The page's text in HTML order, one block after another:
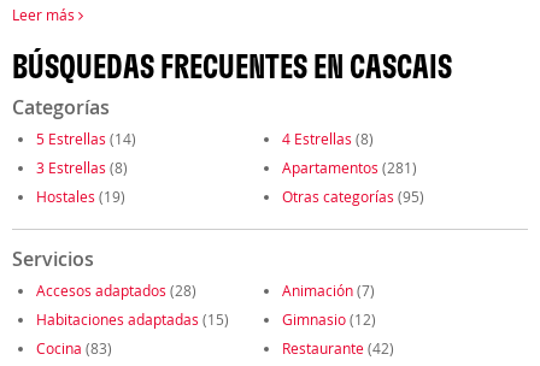
Leer más
BÚSQUEDAS FRECUENTES EN CASCAIS
Categorías
5 Estrellas (14) 4 Estrellas (8)
3 Estrellas (8) Apartamentos (281)
Hostales (19) Otras categorías (95)
Servicios
Accesos adaptados (28) Animación(7)
Habitaciones adaptadas (15) Gimnasio(12)
Cocina (83) Restaurante(42)